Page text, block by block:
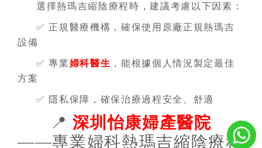
選擇熱瑪吉縮陰療程時，建議考慮以下因素：
✅ 正規醫療機構，確保使用原廠正規熱瑪吉
設備
✅ 專業婦科醫生 ，能根據個人情況製定最佳
方案
✅ 隱私保障，確保治療過程安全、舒適
📍深圳怡康婦產醫院
——專業婦科熱瑪吉縮陰療程